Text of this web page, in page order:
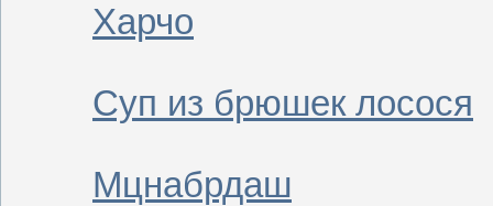
Харчо
Суп из брюшек лосося
Мцнабрдаш